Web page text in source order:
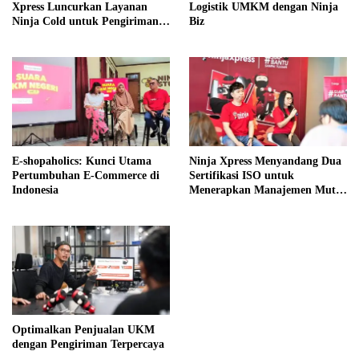
Xpress Luncurkan Layanan
Ninja Cold untuk Pengiriman
Logistik UMKM dengan Ninja
Biz
E-shopaholics: Kunci Utama
Pertumbuhan E-Commerce di
Indonesia
Ninja Xpress Menyandang Dua
Sertifikasi ISO untuk
Menerapkan Manajemen Mutu
Optimalkan Penjualan UKM
dengan Pengiriman Terpercaya